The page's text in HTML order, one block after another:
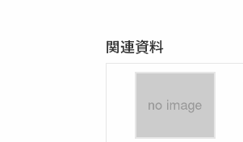
関連資料